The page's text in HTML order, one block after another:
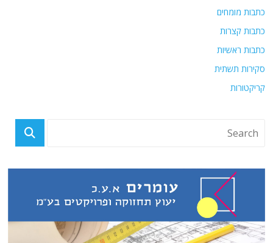
כתבות מומחים
כתבות קצרות
כתבות ראשיות
סקירות תשתית
קריקטורות